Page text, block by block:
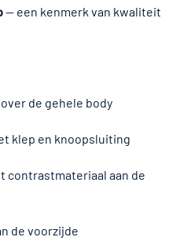
— een kenmerk van kwaliteit
de gehele body
klep en knoopsluiting
contrastmateriaal aan de
de voorzijde